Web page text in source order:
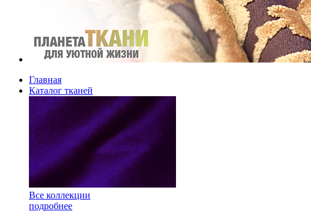
Главная
Каталог тканей
Все коллекции
подробнее